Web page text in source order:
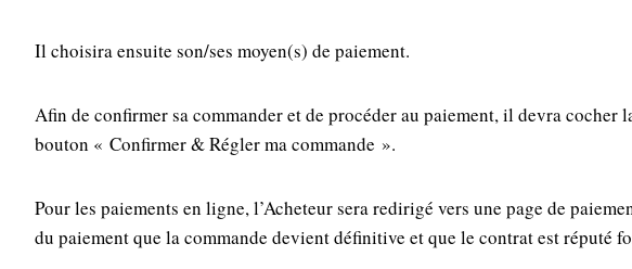
Il choisira ensuite son/ses moyen(s) de paiement.
Afin de confirmer sa commander et de procéder au paiement, il devra
bouton « Confirmer & Régler ma commande ».
Pour les paiements en ligne, l’Acheteur sera redirigé vers une page de
du paiement que la commande devient définitive et que le contrat est réputé